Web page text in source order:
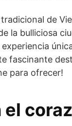
de
la bulliciosa
fascinante
para ofrecer!